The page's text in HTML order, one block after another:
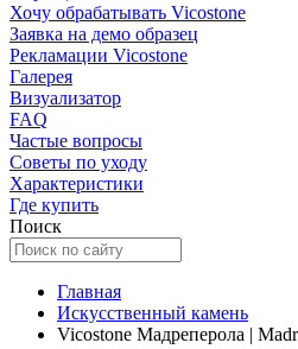
Хочу обрабатывать Vicostone
Заявка на демо образец
Рекламации Vicostone
Галерея
Визуализатор
FAQ
Частые вопросы
Советы по уходу
Характеристики
Где купить
Поиск
Главная
Искусственный камень
Vicostone Мадреперола |